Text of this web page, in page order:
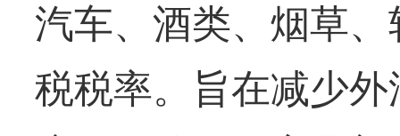
汽车、酒类、烟草
税税率。旨在减少